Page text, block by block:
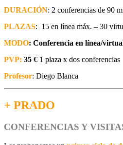
DURACIÓN: 2 conferencias de 90
PLAZAS: 15 en línea máx. – 30
MODO: Conferencia en línea/
PVP: 35 € 1 plaza x dos conferencias
Profesor: Diego Blanca
+ PRADO
CONFERENCIAS Y